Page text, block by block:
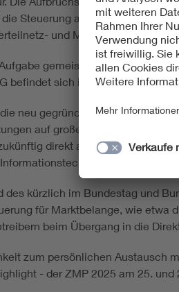
Steuerung als Ende-zu-Ende-
und
gemeistert: Die
befindet sich in der Endphase,
neu gegründete VDE FNN
auf großes Interesse und
direkt aus dem Smart-
(BSI).
des kürzlich im Bundestag und
für Marktbelange, wie etwa
beim Übergang in die
zum persönlichen Austausch
- der ZMP 2025 am 25. und